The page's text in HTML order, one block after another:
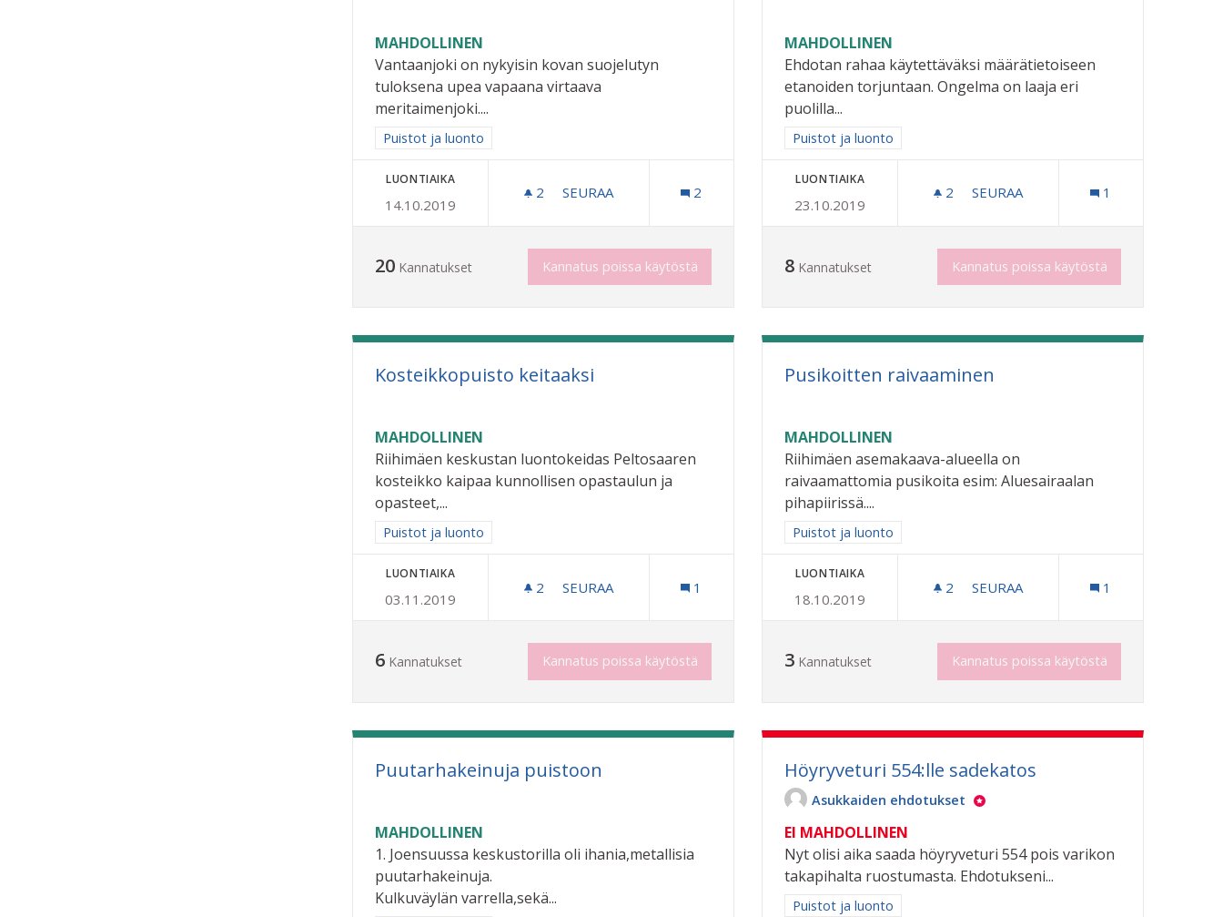
MAHDOLLINEN
Vantaanjoki on nykyisin kovan suojelutyn
tuloksena upea vapaana virtaava
meritaimenjoki....
Rajaa tulokset aihepiirin mukaan: Puistot ja luonto
Puistot ja luonto
LUONTIAIKA
14.10.2019
2 2 SEURAAJAA
SEURAA
VANTAANJOKI OJASTA PUROKSI RIIHIMÄELLÄ.
2
20 Kannatukset Kannatus poissa käytöstä
MAHDOLLINEN
Ehdotan rahaa käytettäväksi määrätietoiseen
etanoiden torjuntaan. Ongelma on laaja eri
puolilla...
Rajaa tulokset aihepiirin mukaan: Puistot ja luonto
Puistot ja luonto
LUONTIAIKA
23.10.2019
2 2 SEURAAJAA
SEURAA 1
8 Kannatukset Kannatus poissa käytöstä
Kosteikkopuisto keitaaksi
MAHDOLLINEN
Riihimäen keskustan luontokeidas Peltosaaren
kosteikko kaipaa kunnollisen opastaulun ja
opasteet,...
Rajaa tulokset aihepiirin mukaan: Puistot ja luonto
Puistot ja luonto
LUONTIAIKA
03.11.2019
2 2 SEURAAJAA
SEURAA 1
6 Kannatukset Kannatus poissa käytöstä
Pusikoitten raivaaminen
MAHDOLLINEN
Riihimäen asemakaava-alueella on
raivaamattomia pusikoita esim: Aluesairaalan
pihapiirissä....
Rajaa tulokset aihepiirin mukaan: Puistot ja luonto
Puistot ja luonto
LUONTIAIKA
18.10.2019
2 2 SEURAAJAA
SEURAA 1
3 Kannatukset Kannatus poissa käytöstä
Puutarhakeinuja puistoon
MAHDOLLINEN
1. Joensuussa keskustorilla oli ihania,metallisia
puutarhakeinuja.
Kulkuväylän varrella,sekä...
Höyryveturi 554:lle sadekatos
Asukkaiden ehdotukset
EI MAHDOLLINEN
Nyt olisi aika saada höyryveturi 554 pois varikon
takapihalta ruostumasta. Ehdotukseni...
Rajaa tulokset aihepiirin mukaan: Puistot ja luonto
Puistot ja luonto